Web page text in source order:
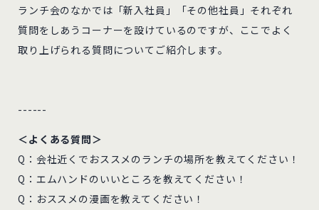
ランチ会のなかでは「新入社員」「その他社員」それぞれ
質問をしあうコーナーを設けているのですが、ここでよく
取り上げられる質問についてご紹介します。
------
＜よくある質問＞
Q：会社近くでおススメのランチの場所を教えてください！
Q：エムハンドのいいところを教えてください！
Q：おススメの漫画を教えてください！